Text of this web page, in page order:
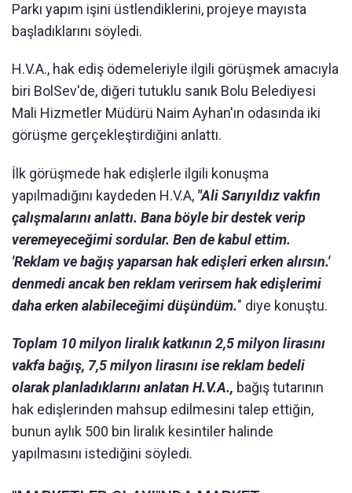
Parkı yapım işini üstlendiklerini, projeye mayısta
başladıklarını söyledi.
H.V.A., hak ediş ödemeleriyle ilgili görüşmek amacıyla
biri BolSev'de, diğeri tutuklu sanık Bolu Belediyesi
Mali Hizmetler Müdürü Naim Ayhan'ın odasında iki
görüşme gerçekleştirdiğini anlattı.
İlk görüşmede hak edişlerle ilgili konuşma
yapılmadığını kaydeden H.V.A, "Ali Sarıyıldız vakfın
çalışmalarını anlattı. Bana böyle bir destek verip
veremeyeceğimi sordular. Ben de kabul ettim.
'Reklam ve bağış yaparsan hak edişleri erken alırsın.'
denmedi ancak ben reklam verirsem hak edişlerimi
daha erken alabileceğimi düşündüm." diye konuştu.
Toplam 10 milyon liralık katkının 2,5 milyon lirasını
vakfa bağış, 7,5 milyon lirasını ise reklam bedeli
olarak planladıklarını anlatan H.V.A., bağış tutarının
hak edişlerinden mahsup edilmesini talep ettiğin,
bunun aylık 500 bin liralık kesintiler halinde
yapılmasını istediğini söyledi.